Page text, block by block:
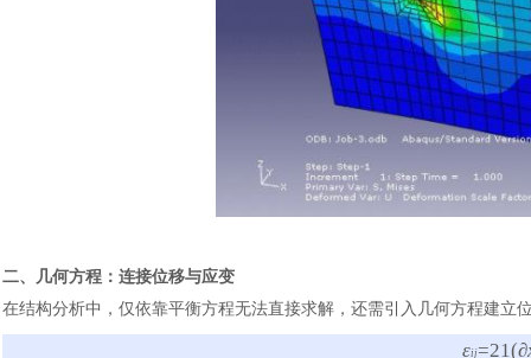
二、几何方程：连接位移与应变
在结构分析中，仅依靠平衡方程无法直接求解，还需引入几何方程建
εij=21(∂
汽车交通